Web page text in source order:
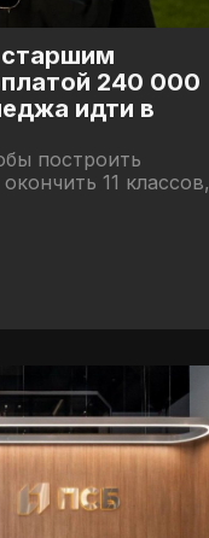
старшим
240 000
идти в
построить
11 классов,